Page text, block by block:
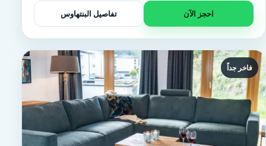
احجز الآن تفاصيل البنتهاوس
فاخر جداً